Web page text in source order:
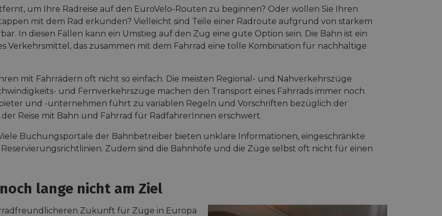
um Ihre Radreise auf den EuroVelo-Routen zu beginnen? Oder wollen Sie Ihren
mit dem Rad erkunden? Vielleicht sind Teile einer Radroute aufgrund von starkem
In diesen Fällen kann ein Umstieg auf den Zug eine gute Option sein. Die Bahn ist ein
Verkehrsmittel, das zusammen mit dem Fahrrad eine tolle Kombination für nachhaltige
mit Fahrrädern oft nicht so einfach. Die meisten Regional- und Nahverkehrszüge
und Fernverkehrszüge machen den Transport eines Fahrrads immer noch
und -unternehmen führt zu variablen Regeln und Vorschriften bezüglich der
Reise mit Bahn und Fahrrad für RadfahrerInnen erschwert.
Buchungsportale der Bahnbetreiber bieten unklare Informationen, eingeschränkte
Zudem sind die Bahnhöfe und die Züge selbst oft nicht für einen
lange nicht am Ziel
Zukunft für Züge in Europa